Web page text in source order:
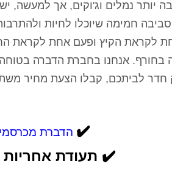
יותר נמלים וג'וקים, אך למעשה,
חמימה שיוכלו לחיות
לקראת הקיץ ופעם אחת לקראת
בחורף. אנחנו בחברת הדברה בטוחה
חדר לביתכם, קבלו הצעת מחיר
✔️ הדברת
✔️ תעודת